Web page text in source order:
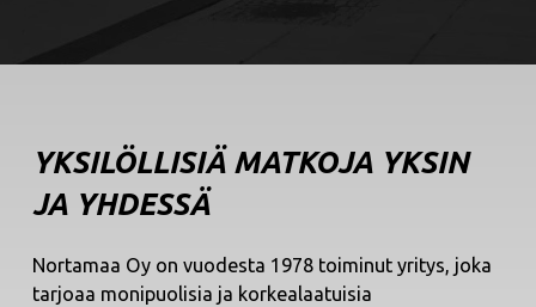
YKSILÖLLISIÄ MATKOJA YKSIN
JA YHDESSÄ
Nortamaa Oy on vuodesta 1978 toiminut yritys, joka
tarjoaa monipuolisia ja korkealaatuisia